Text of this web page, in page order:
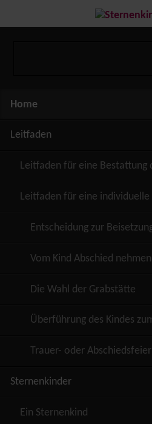
Home
Leitfaden
Leitfaden für eine Bestattung
Leitfaden für eine
Entscheidung zur
Vom Kind Abschied nehmen
Die Wahl der Grabstätte
Überführung des Kindes
Trauer- oder Abschiedsfeier
Sternenkinder
Ein Sternenkind